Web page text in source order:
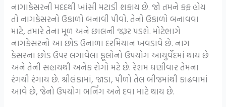
નાગાકેસરની મદદથી ખાંસી મટાડી શકાય છે. જો તમને કફ હોય
તો નાગકેસરનો ઉકાળો બનાવી પીવો. તેનો ઉકાળો બનાવવા
માટે, તમારે તેના મૂળ અને છાલની જરૂર પડશે. મોટેભાગે
નાગકેસરનો આ છોડ ઉનાળા દરમિયાન ખવડાવે છે. નાગ
કેસરના છોડ ઉપર લગાવેલા ફૂલોનો ઉપયોગ આયુર્વેદમાં થાય છે
અને તેની સહાયથી અનેક રોગો મટે છે. રેશમ ઘણીવાર તેમના
રંગથી રંગાય છે. શ્રીલંકામાં, જાડા, પીળો તેલ બીજમાંથી કાઢવામાં
આવે છે, જેનો ઉપયોગ બર્નિંગ અને દવા માટે થાય છે.